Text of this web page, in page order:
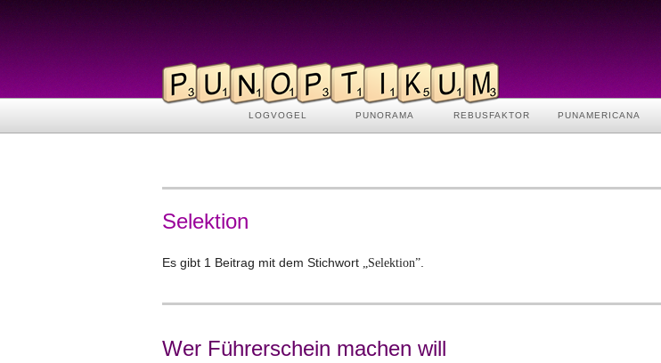
LOGVOGEL PUNORAMA REBUSFAKTOR PUNAMERICANA
Selektion
Es gibt 1 Beitrag mit dem Stichwort „Selektion”
Wer Führerschein machen will